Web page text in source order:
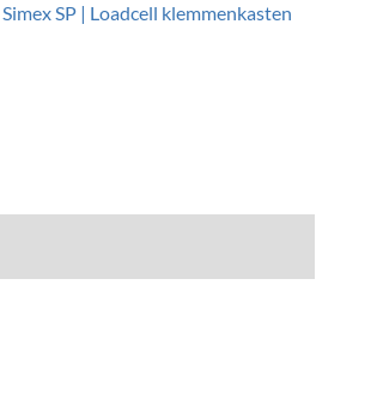
Simex SP | Loadcell klemmenkasten